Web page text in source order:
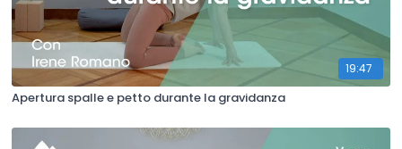
19:47
Apertura spalle e petto durante la gravidanza